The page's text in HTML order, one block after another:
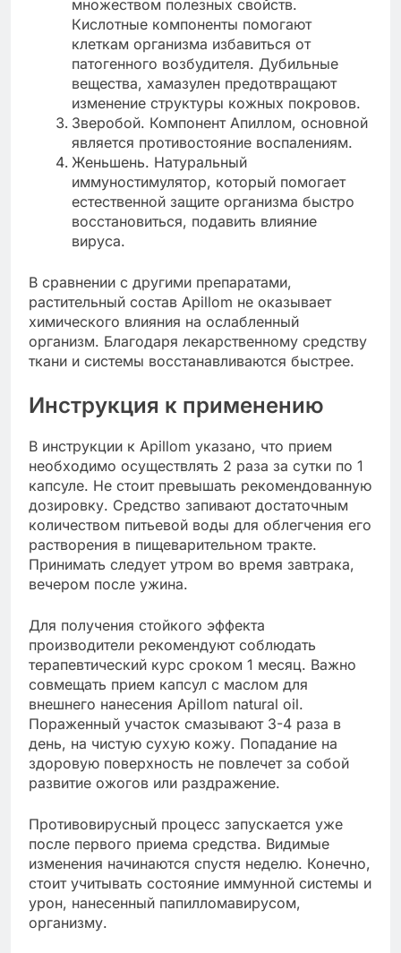
множеством полезных свойств.
Кислотные компоненты помогают
клеткам организма избавиться от
патогенного возбудителя. Дубильные
вещества, хамазулен предотвращают
изменение структуры кожных покровов.
Зверобой. Компонент Апиллом, основной
является противостояние воспалениям.
Женьшень. Натуральный
иммуностимулятор, который помогает
естественной защите организма быстро
восстановиться, подавить влияние
вируса.
В сравнении с другими препаратами,
растительный состав Apillom не оказывает
химического влияния на ослабленный
организм. Благодаря лекарственному средству
ткани и системы восстанавливаются быстрее.
Инструкция к применению
В инструкции к Apillom указано, что прием
необходимо осуществлять 2 раза за сутки по 1
капсуле. Не стоит превышать рекомендованную
дозировку. Средство запивают достаточным
количеством питьевой воды для облегчения его
растворения в пищеварительном тракте.
Принимать следует утром во время завтрака,
вечером после ужина.
Для получения стойкого эффекта
производители рекомендуют соблюдать
терапевтический курс сроком 1 месяц. Важно
совмещать прием капсул с маслом для
внешнего нанесения Apillom natural oil.
Пораженный участок смазывают 3-4 раза в
день, на чистую сухую кожу. Попадание на
здоровую поверхность не повлечет за собой
развитие ожогов или раздражение.
Противовирусный процесс запускается уже
после первого приема средства. Видимые
изменения начинаются спустя неделю. Конечно,
стоит учитывать состояние иммунной системы и
урон, нанесенный папилломавирусом,
организму.